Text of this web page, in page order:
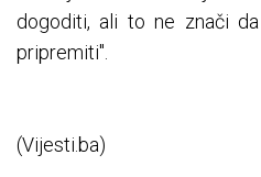
dogoditi, ali to ne znači
pripremiti".
(Vijesti.ba)